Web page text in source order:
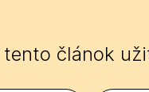
tento článok